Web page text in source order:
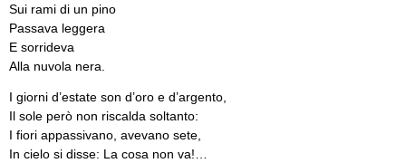
Sui rami di un pino
Passava leggera
E sorrideva
Alla nuvola nera.
I giorni d’estate son d’oro e d’argento,
Il sole però non riscalda soltanto:
I fiori appassivano, avevano sete,
In cielo si disse: La cosa non va!…